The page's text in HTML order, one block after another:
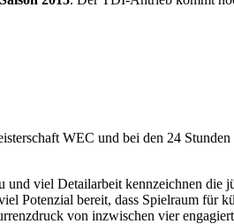
WEC und bei den 24
viel Detailarbeit kennzeichnen die
Potenzial bereit, dass Spielraum für
von inzwischen vier